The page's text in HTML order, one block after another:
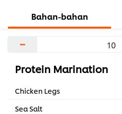
Bahan-bahan
−
Protein Marination
Chicken Legs
Sea Salt